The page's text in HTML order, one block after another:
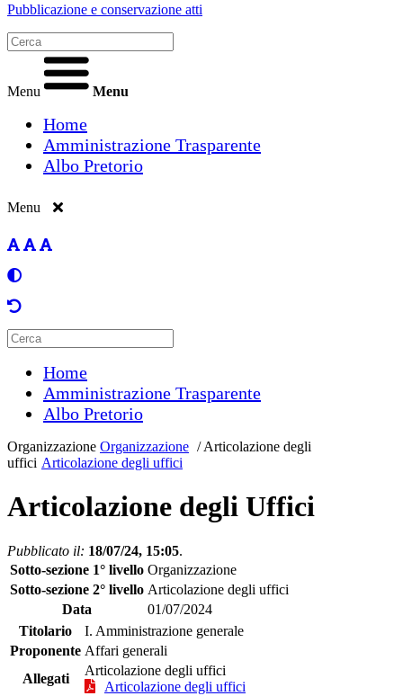
Pubblicazione e conservazione atti
Menu Menu
Home
Amministrazione Trasparente
Albo Pretorio
Menu
Home
Amministrazione Trasparente
Albo Pretorio
Organizzazione Organizzazione /Articolazione degli
uffici Articolazione degli uffici
Articolazione degli Uffici
Pubblicato il: 18/07/24, 15:05.
Sotto-sezione 1° livello Organizzazione
Sotto-sezione 2° livello Articolazione degli uffici
Data
01/07/2024
Titolario
I. Amministrazione generale
Proponente Affari generali
Allegati
Articolazione degli uffici
Articolazione degli uffici